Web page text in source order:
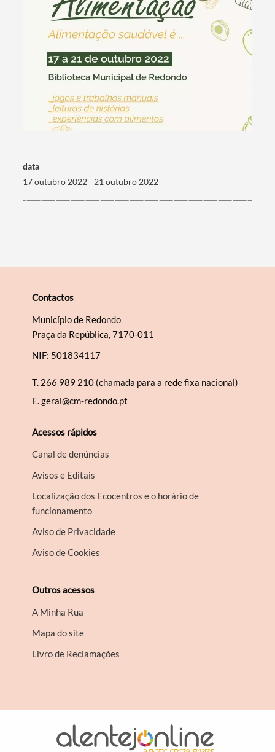
Termo de Pesquisa
Categorias gerais
data
17 outubro 2022 - 21 outubro 2022
Contactos
Município de Redondo
Praça da República, 7170-011
NIF: 501834117
T. 266 989 210 (chamada para a rede fixa nacional)
E.geral@cm-redondo.pt
Acessos rápidos
Canal de denúncias
Avisos e Editais
Localização dos Ecocentros e o horário de
funcionamento
Aviso de Privacidade
Aviso de Cookies
Outros acessos
A Minha Rua
Mapa do site
Livro de Reclamações